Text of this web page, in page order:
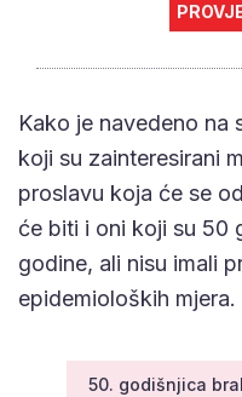
Kako je navedeno na
koji su zainteresirani
proslavu koja će se
će biti i oni koji su 50
godine, ali nisu imali
epidemioloških mjera.
50. godišnjica